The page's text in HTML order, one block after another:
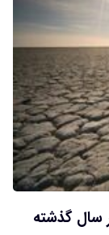
سال گذشته